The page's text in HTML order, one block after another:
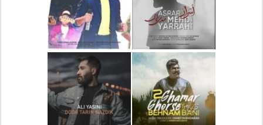
دانلود آهنگ جدید مهدی
یراحی بنام اسرار
دانلود آهنگ جدید فرزاد
فرزین بنام آتیش